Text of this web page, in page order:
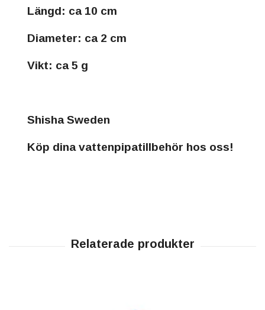
Längd: ca 10 cm
Diameter: ca 2 cm
Vikt: ca 5 g
Shisha Sweden
Köp dina vattenpipatillbehör hos oss!